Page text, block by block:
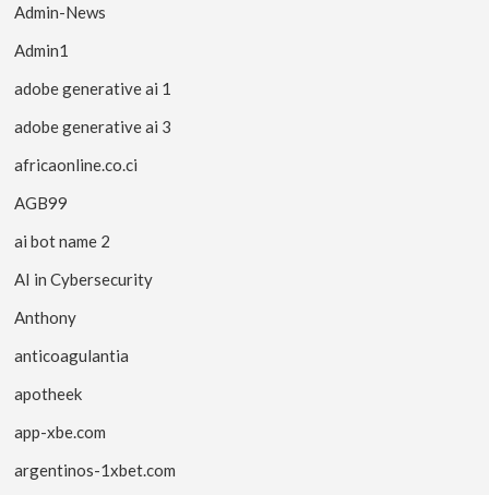
Admin-News
Admin1
adobe generative ai 1
adobe generative ai 3
africaonline.co.ci
AGB99
ai bot name 2
AI in Cybersecurity
Anthony
anticoagulantia
apotheek
app-xbe.com
argentinos-1xbet.com